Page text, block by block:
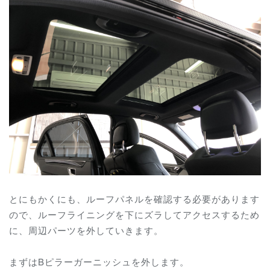
とにもかくにも、ルーフパネルを確認する必要があります
ので、ルーフライニングを下にズラしてアクセスするため
に、周辺パーツを外していきます。
まずはBピラーガーニッシュを外します。